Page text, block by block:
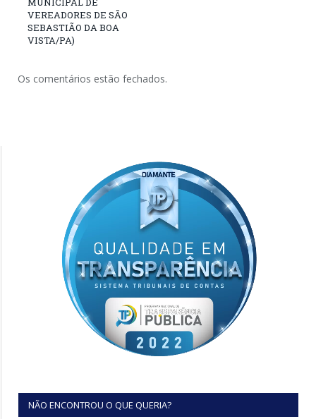
VEREADORES DE SÃO
SEBASTIÃO DA BOA
VISTA/PA)
Os comentários estão fechados.
NÃO ENCONTROU O QUE QUERIA?